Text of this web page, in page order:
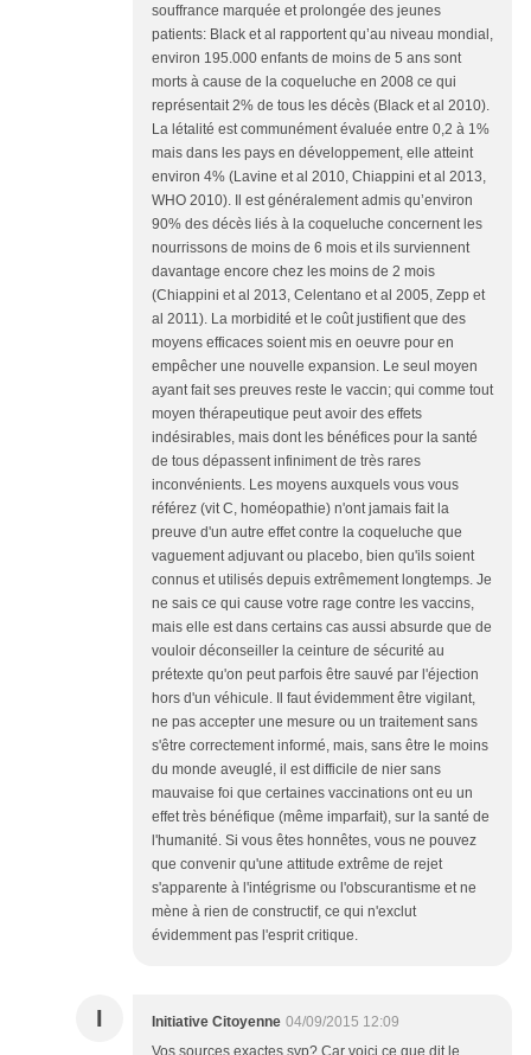
souffrance marquée et prolongée des jeunes
patients: Black et al rapportent qu’au niveau mondial,
environ 195.000 enfants de moins de 5 ans sont
morts à cause de la coqueluche en 2008 ce qui
représentait 2% de tous les décès (Black et al 2010).
La létalité est communément évaluée entre 0,2 à 1%
mais dans les pays en développement, elle atteint
environ 4% (Lavine et al 2010, Chiappini et al 2013,
WHO 2010). Il est généralement admis qu’environ
90% des décès liés à la coqueluche concernent les
nourrissons de moins de 6 mois et ils surviennent
davantage encore chez les moins de 2 mois
(Chiappini et al 2013, Celentano et al 2005, Zepp et
al 2011). La morbidité et le coût justifient que des
moyens efficaces soient mis en oeuvre pour en
empêcher une nouvelle expansion. Le seul moyen
ayant fait ses preuves reste le vaccin; qui comme tout
moyen thérapeutique peut avoir des effets
indésirables, mais dont les bénéfices pour la santé
de tous dépassent infiniment de très rares
inconvénients. Les moyens auxquels vous vous
référez (vit C, homéopathie) n'ont jamais fait la
preuve d'un autre effet contre la coqueluche que
vaguement adjuvant ou placebo, bien qu'ils soient
connus et utilisés depuis extrêmement longtemps. Je
ne sais ce qui cause votre rage contre les vaccins,
mais elle est dans certains cas aussi absurde que de
vouloir déconseiller la ceinture de sécurité au
prétexte qu'on peut parfois être sauvé par l'éjection
hors d'un véhicule. Il faut évidemment être vigilant,
ne pas accepter une mesure ou un traitement sans
s'être correctement informé, mais, sans être le moins
du monde aveuglé, il est difficile de nier sans
mauvaise foi que certaines vaccinations ont eu un
effet très bénéfique (même imparfait), sur la santé de
l'humanité. Si vous êtes honnêtes, vous ne pouvez
que convenir qu'une attitude extrême de rejet
s'apparente à l'intégrisme ou l'obscurantisme et ne
mène à rien de constructif, ce qui n'exclut
évidemment pas l'esprit critique.
I Initiative Citoyenne 04/09/2015 12:09
Vos sources exactes svp? Car voici ce que dit le